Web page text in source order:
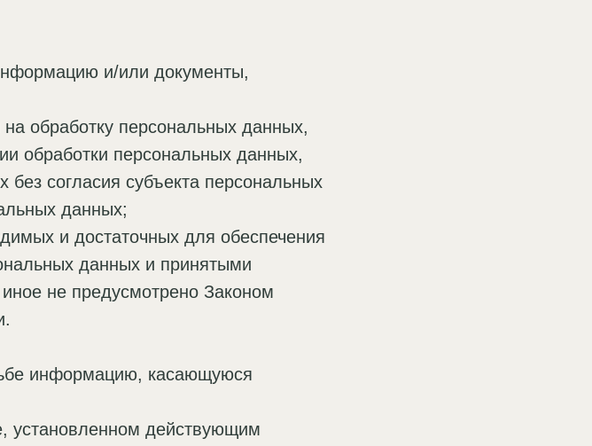
и/или документы,
обработку персональных данных,
обработки персональных данных,
согласия субъекта персональных
данных;
и достаточных для обеспечения
данных и принятыми
не предусмотрено Законом
информацию, касающуюся
установленном действующим